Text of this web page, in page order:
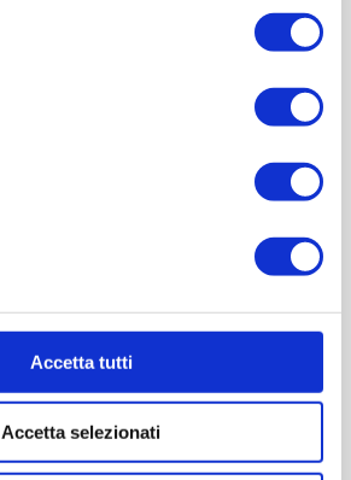
Accetta tutti
Accetta selezionati
CONTACT US